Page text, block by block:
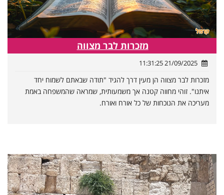
מזכרות לבר מצווה
21/09/2025 11:31:25
מזכרות לבר מצווה הן מעין דרך להגיד "תודה שבאתם לשמוח יחד
איתנו". זוהי מחווה קטנה אך משמעותית, שמראה שהמשפחה באמת
מעריכה את הנוכחות של כל אורח ואורח.